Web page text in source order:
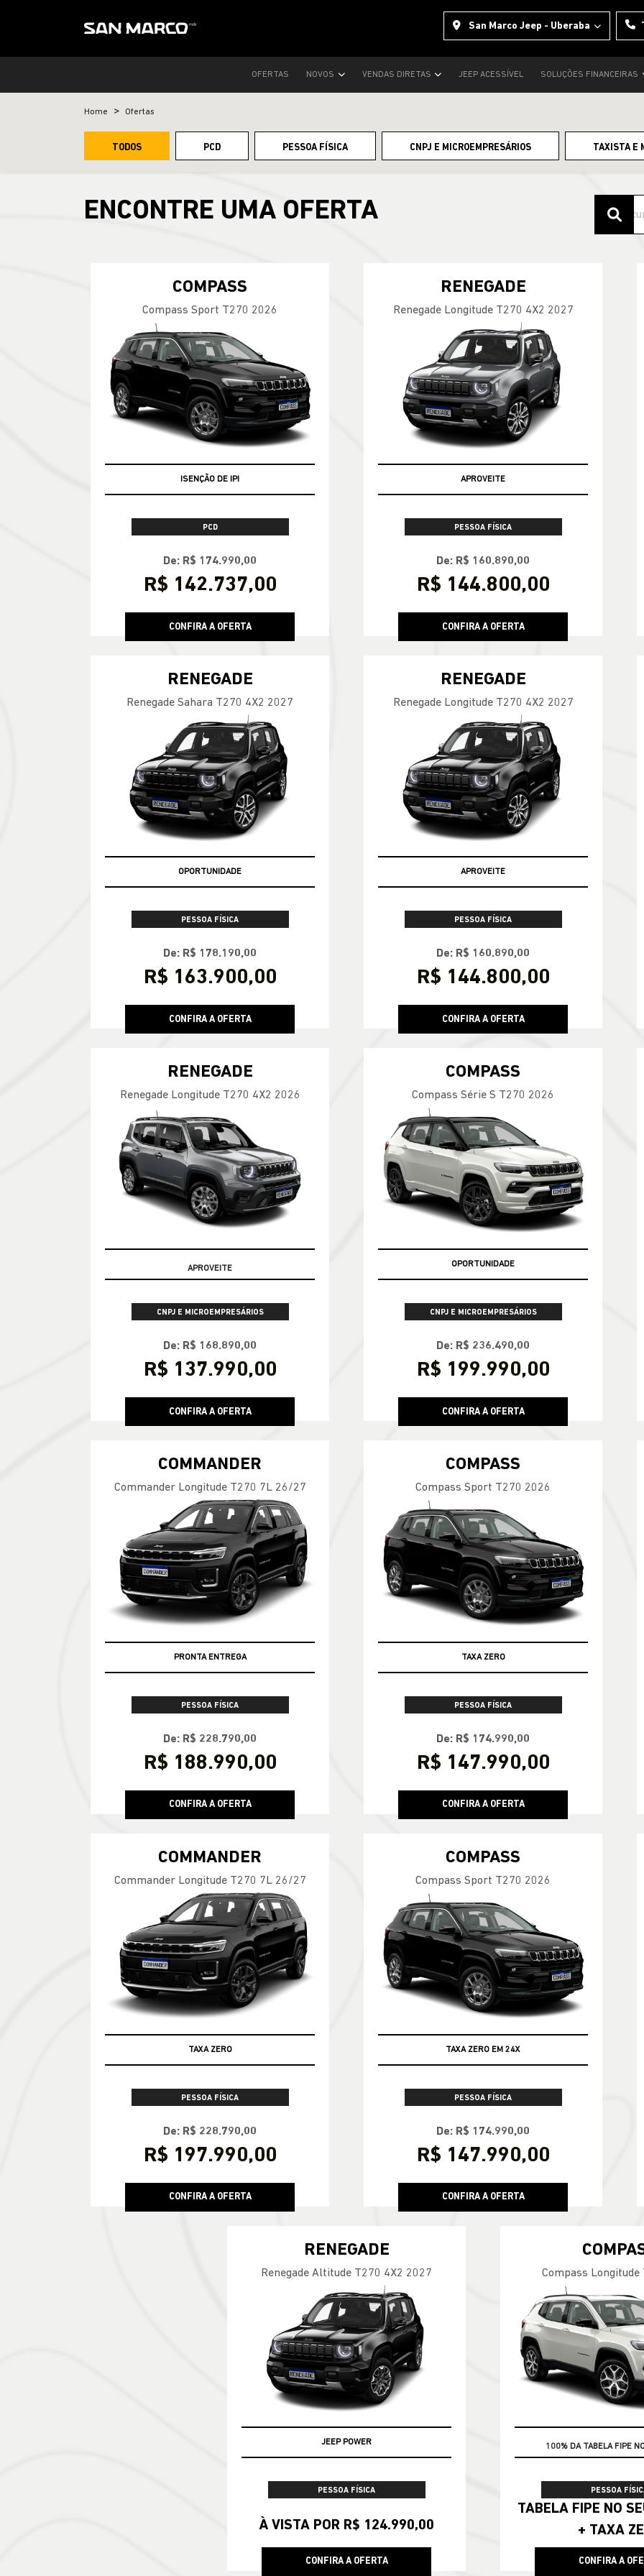
San Marco Jeep - Uberaba
OFERTAS NOVOS VENDAS DIRETAS JEEP ACESSÍVEL SOLUÇÕES FINANCEIRAS
Home Ofertas
TODOS PCD PESSOA FÍSICA CNPJ E MICROEMPRESÁRIOS TAXISTA E
ENCONTRE UMA OFERTA
COMPASS
Compass Sport T270 2026
ISENÇÃO DE IPI
PCD
De: R$ 174.990,00
R$ 142.737,00
CONFIRA A OFERTA
RENEGADE
Renegade Longitude T270 4X2 2027
APROVEITE
PESSOA FÍSICA
De: R$ 160.890,00
R$ 144.800,00
CONFIRA A OFERTA
RENEGADE
Renegade Sahara T270 4X2 2027
OPORTUNIDADE
PESSOA FÍSICA
De: R$ 178.190,00
R$ 163.900,00
CONFIRA A OFERTA
RENEGADE
Renegade Longitude T270 4X2 2027
APROVEITE
PESSOA FÍSICA
De: R$ 160.890,00
R$ 144.800,00
CONFIRA A OFERTA
RENEGADE
Renegade Longitude T270 4X2 2026
APROVEITE
CNPJ E MICROEMPRESÁRIOS
De: R$ 168.890,00
R$ 137.990,00
CONFIRA A OFERTA
COMPASS
Compass Série S T270 2026
OPORTUNIDADE
CNPJ E MICROEMPRESÁRIOS
De: R$ 236.490,00
R$ 199.990,00
CONFIRA A OFERTA
COMMANDER
Commander Longitude T270 7L 26/27
PRONTA ENTREGA
PESSOA FÍSICA
De: R$ 228.790,00
R$ 188.990,00
CONFIRA A OFERTA
COMPASS
Compass Sport T270 2026
TAXA ZERO
PESSOA FÍSICA
De: R$ 174.990,00
R$ 147.990,00
CONFIRA A OFERTA
COMMANDER
Commander Longitude T270 7L 26/27
TAXA ZERO
PESSOA FÍSICA
De: R$ 228.790,00
R$ 197.990,00
CONFIRA A OFERTA
COMPASS
Compass Sport T270 2026
TAXA ZERO EM 24X
PESSOA FÍSICA
De: R$ 174.990,00
R$ 147.990,00
CONFIRA A OFERTA
RENEGADE
Renegade Altitude T270 4X2 2027
JEEP POWER
PESSOA FÍSICA
À VISTA POR R$ 124.990,00
CONFIRA A OFERTA
Compass
100% DA TABELA FIPE
PESSOA
TABELA FIPE NO SEU SEMINOVO
+ TAXA
CONFIRA A